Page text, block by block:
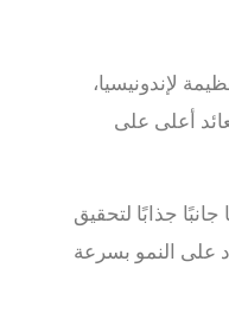
لإندونيسيا،
أعلى على
جذابًا لتحقيق
على النمو بسرعة